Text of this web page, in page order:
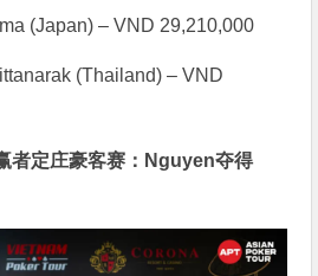
(Japan) – VND 29,210,000
(Thailand) – VND
者定庄豪客赛：Nguyen夺得